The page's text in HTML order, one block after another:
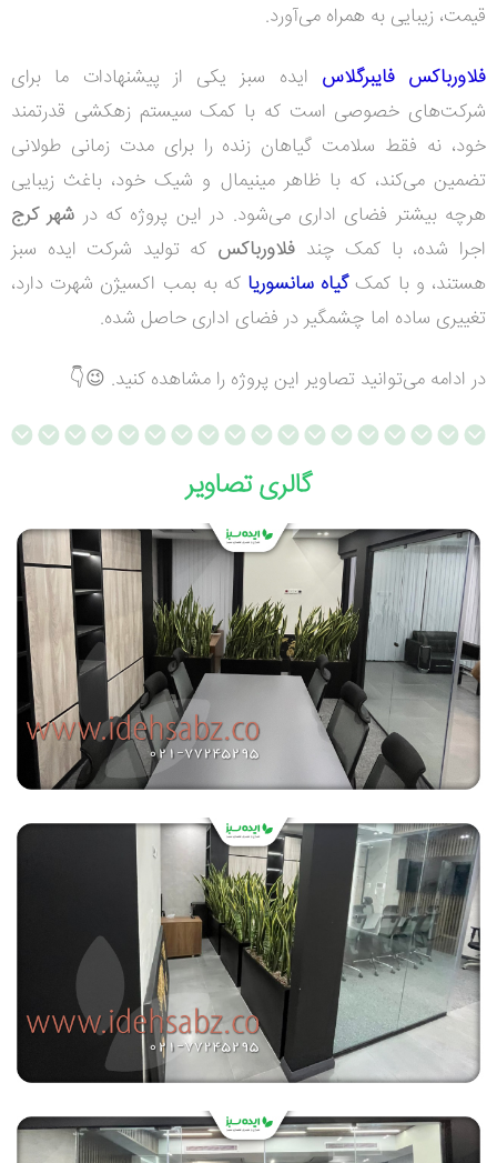
قیمت، زیبایی به همراه می‌آورد.
فلاورباکس فایبرگلاس ایده سبز یکی از پیشنهادات ما برای
شرکت‌های خصوصی است که با کمک سیستم زهکشی قدرتمند
خود، نه فقط سلامت گیاهان زنده را برای مدت زمانی طولانی
تضمین می‌کند، که با ظاهر مینیمال و شیک خود، باغث زیبایی
هرچه‌ بیشتر فضای اداری می‌شود. در این پروژه که در شهر کرج
اجرا شده، با کمک چند فلاورباکس که تولید شرکت ایده سبز
هستند، و با کمکگیاه سانسوریا که به بمب اکسیژن شهرت دارد،
تغییری ساده اما چشمگیر در فضای اداری حاصل شده.
در ادامه می‌توانید تصاویر این پروژه را مشاهده کنید. 😉👇
گالری تصاویر